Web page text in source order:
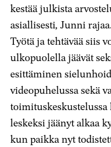
kestää julkista
asiallisesti, Junni rajaa.
Työtä ja tehtävää siis
ulkopuolella jäävät
esittäminen
videopuhelussa sekä
leskeksi jäänyt alkaa
kun paikka nyt